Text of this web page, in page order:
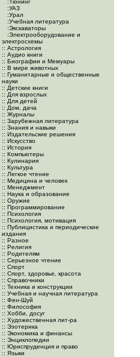
:Тюнинг
:УАЗ
:Урал
:Учебная литература
:Экскаваторы
:Электрооборудование и
электросхемы
:: Астрология
:: Аудио книги
:: Биографии и Мемуары
:: В мире животных
:: Гуманитарные и общественные
науки
:: Детские книги
:: Для взрослых
:: Для детей
:: Дом, дача
:: Журналы
:: Зарубежная литература
:: Знания и навыки
:: Издательские решения
:: Искусство
:: История
:: Компьютеры
:: Кулинария
:: Культура
:: Легкое чтение
:: Медицина и человек
:: Менеджмент
:: Наука и образование
:: Оружие
:: Программирование
:: Психология
:: Психология, мотивация
:: Публицистика и периодические
издания
:: Разное
:: Религия
:: Родителям
:: Серьезное чтение
:: Спорт
:: Спорт, здоровье, красота
:: Справочники
:: Техника и конструкции
:: Учебная и научная литература
:: Фен-Шуй
:: Философия
:: Хобби, досуг
:: Художественная лит-ра
:: Эзотерика
:: Экономика и финансы
:: Энциклопедии
:: Юриспруденция и право
:: Языки